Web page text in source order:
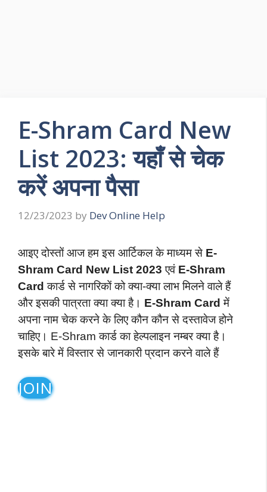
E-Shram Card New
List 2023: यहाँ से चेक
करें अपना पैसा
12/23/2023 by Dev Online Help
आइए दोस्तों आज हम इस आर्टिकल के माध्यम से E-
Shram Card New List 2023 एवं E-Shram
Card कार्ड से नागरिकों को क्या-क्या लाभ मिलने वाले हैं
और इसकी पात्रता क्या क्या है। E-Shram Card में
अपना नाम चेक करने के लिए कौन कौन से दस्तावेज होने
चाहिए। E-Shram कार्ड का हेल्पलाइन नम्बर क्या है।
इसके बारे में विस्तार से जानकारी प्रदान करने वाले हैं
JOIN